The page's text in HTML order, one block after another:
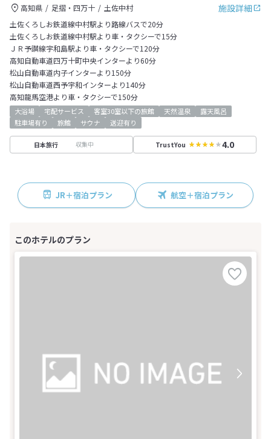
施設詳細
高知県 足摺・四万十
土佐中村
土佐くろしお鉄道線中村駅より路線バスで20分
土佐くろしお鉄道線中村駅より車・タクシーで15分
ＪＲ予讃線宇和島駅より車・タクシーで120分
高知自動車道四万十町中央インターより60分
松山自動車道内子インターより150分
松山自動車道西予宇和インターより140分
高知龍馬空港より車・タクシーで150分
大浴場 宅配サービス 客室30室以下の旅館 天然温泉
露天風呂
駐車場有り
旅館 サウナ 送迎有り
日本旅行 収集中 TrustYou 4.0
JR＋宿泊プラン 航空＋宿泊プラン